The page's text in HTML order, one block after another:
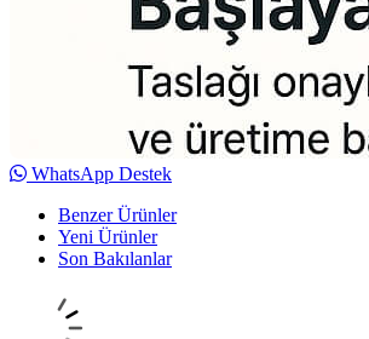
WhatsApp Destek
Benzer Ürünler
Yeni Ürünler
Son Bakılanlar